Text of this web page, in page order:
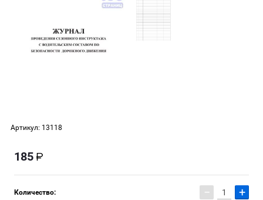
Артикул: 13118
185
Количество: − +